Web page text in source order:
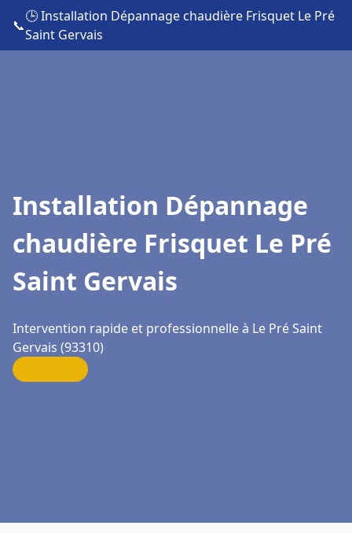
📞
🕒 Installation Dépannage chaudière Frisquet Le Pré
Saint Gervais
Installation Dépannage
chaudière Frisquet Le Pré
Saint Gervais
Intervention rapide et professionnelle à Le Pré Saint
Gervais (93310)